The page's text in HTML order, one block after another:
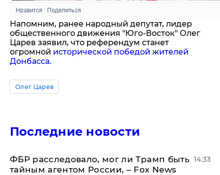
Напомним, ранее народный депутат, лидер
общественного движения "Юго-Восток" Олег
Царев заявил, что референдум станет
огромной исторической победой жителей
Донбасса.
Олег Царев
Последние новости
ФБР расследовало, мог ли Трамп быть
тайным агентом России, – Fox News
14:33